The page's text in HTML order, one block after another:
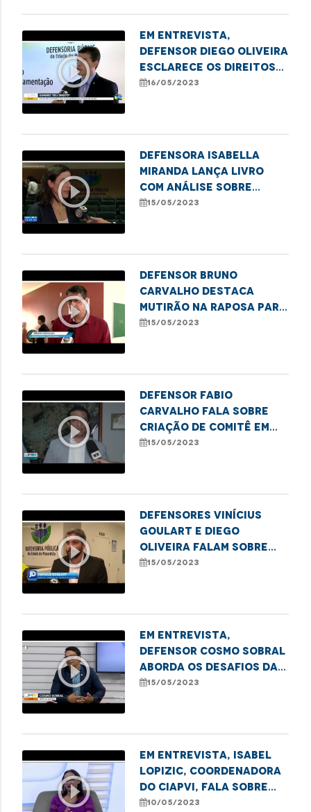
imperatriz
play_circle_outline
Em entrevista,
defensor Diego Oliveira
esclarece os direitos
dos consumidores nos
16/05/2023
play_circle_outline
Defensora Isabella
Miranda lança livro
com análise sobre
mortes no Complexo
15/05/2023
play_circle_outline
Defensor Bruno
Carvalho destaca
mutirão na Raposa para
regularização de
15/05/2023
play_circle_outline
Defensor Fabio
Carvalho fala sobre
criação de comitê em
Imperatriz para
15/05/2023
play_circle_outline
Defensores Vinícius
Goulart e Diego
Oliveira falam sobre
audiência pública que
Planos de Saúde
15/05/2023
play_circle_outline
Em entrevista,
defensor Cosmo Sobral
aborda os desafios da
saúde pública no
15/05/2023
play_circle_outline
Em entrevista, Isabel
Lopizic, coordenadora
do CIAPVI, fala sobre
combate à violência
10/05/2023